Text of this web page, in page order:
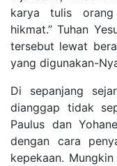
karya tulis
hikmat.” Tuhan
tersebut lewat
yang digunakan-
Di sepanjang
dianggap tidak
Paulus dan
dengan cara
kepekaan.